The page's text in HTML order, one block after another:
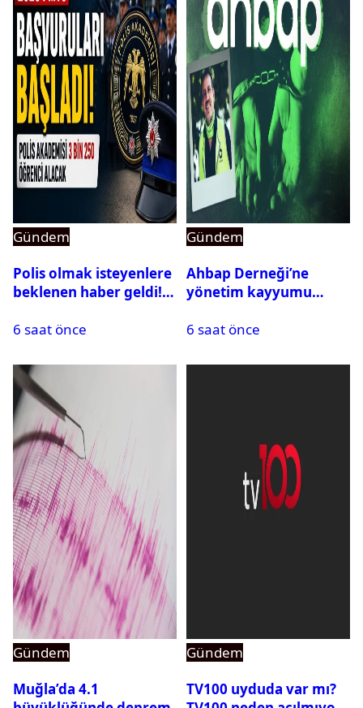
Gündem
Polis olmak isteyenlere
beklenen haber geldi!
6 saat önce
Gündem
Ahbap Derneği’ne
yönetim kayyumu
açıldı
6 saat önce
Gündem
Muğla’da 4.1
Gündem
TV100 uyduda var mı?